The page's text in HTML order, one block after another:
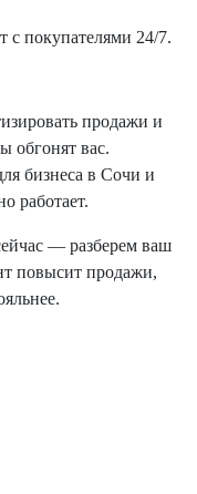
покупателями 24/7.
продажи и
обгонят вас.
бизнеса в Сочи и
работает.
— разберем ваш
повысит продажи,